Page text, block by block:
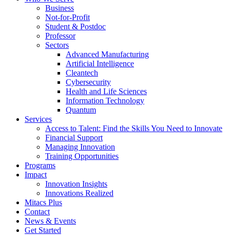
Business
Not-for-Profit
Student & Postdoc
Professor
Sectors
Advanced Manufacturing
Artificial Intelligence
Cleantech
Cybersecurity
Health and Life Sciences
Information Technology
Quantum
Services
Access to Talent: Find the Skills You Need to Innovate
Financial Support
Managing Innovation
Training Opportunities
Programs
Impact
Innovation Insights
Innovations Realized
Mitacs Plus
Contact
News & Events
Get Started